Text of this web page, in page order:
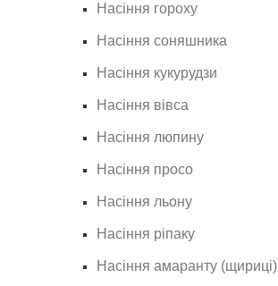
Насіння гороху
Насіння соняшника
Насіння кукурудзи
Насіння вівса
Насіння люпину
Насіння просо
Насіння льону
Насіння ріпаку
Насіння амаранту (щириці)